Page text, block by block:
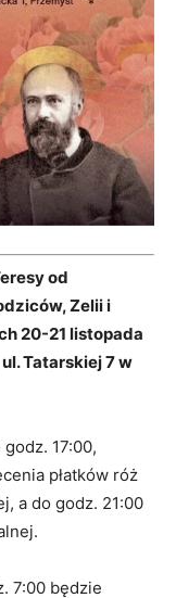
od
Zelii i
20-21 listopada
Tatarskiej 7 w
17:00,
płatków róż
a do godz. 21:00
7:00 będzie